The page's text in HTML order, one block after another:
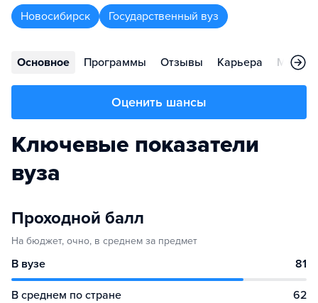
Новосибирск Государственный вуз
Основное Программы Отзывы Карьера
Оценить шансы
Ключевые показатели
вуза
Проходной балл
На бюджет, очно, в среднем за предмет
В вузе 81
В среднем по стране 62